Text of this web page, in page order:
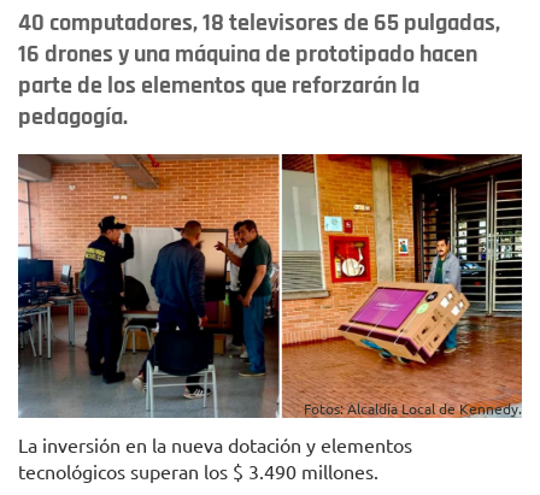
40 computadores, 18 televisores de 65 pulgadas,
16 drones y una máquina de prototipado hacen
parte de los elementos que reforzarán la
pedagogía.
Fotos: Alcaldía Local de Kennedy.
La inversión en la nueva dotación y elementos
tecnológicos superan los $ 3.490 millones.